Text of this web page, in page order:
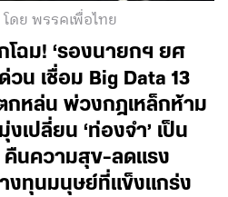
โดย พรรคเพื่อไทย
ฉม! ‘รองนายกฯ ยศ
วน เชื่อม Big Data 13
กหล่น พ่วงกฎเหล็กห้าม
เปลี่ยน ‘ท่องจำ’ เป็น
คืนความสุข-ลดแรง
งทุนมนุษย์ที่แข็งแกร่ง